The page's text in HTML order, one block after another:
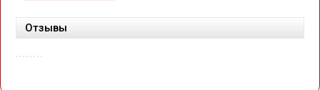
Отзывы